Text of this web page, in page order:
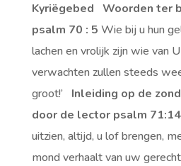
Kyriëgebed Woorden ter
psalm 70 : 5 Wie bij u hun
lachen en vrolijk zijn wie van
verwachten zullen steeds
groot!’ Inleiding op de
door de lector psalm
uitzien, altijd, u lof brengen,
mond verhaalt van uw